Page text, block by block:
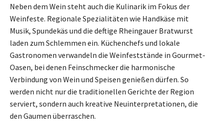
Neben dem Wein steht auch die Kulinarik im Fokus der
Weinfeste. Regionale Spezialitäten wie Handkäse mit
Musik, Spundekäs und die deftige Rheingauer Bratwurst
laden zum Schlemmen ein. Küchenchefs und lokale
Gastronomen verwandeln die Weinfeststände in Gourmet-
Oasen, bei denen Feinschmecker die harmonische
Verbindung von Wein und Speisen genießen dürfen. So
werden nicht nur die traditionellen Gerichte der Region
serviert, sondern auch kreative Neuinterpretationen, die
den Gaumen überraschen.